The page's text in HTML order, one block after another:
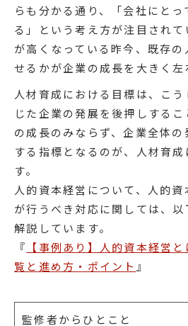
らも分かる通り、「会社にとっ
る」という考え方が注目され
が高くなっている昨今、既存
せるかが企業の成長を大きく左
人材育成における目標は、こ
じた企業の発展を後押しする
の成長のみならず、企業全体
する指標となるのが、人材育
す。
人的資本経営について、人的
が行うべき対応に関しては、以
解説しています。
『 【事例あり】人的資本経営
覧と進め方・ポイント 』
監修者からひとこと